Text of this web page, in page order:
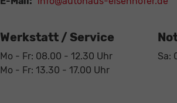
Werkstatt / Service
Mo - Fr: 08.00 - 12.30 Uhr
Mo - Fr: 13.30 - 17.00 Uhr
Sa: